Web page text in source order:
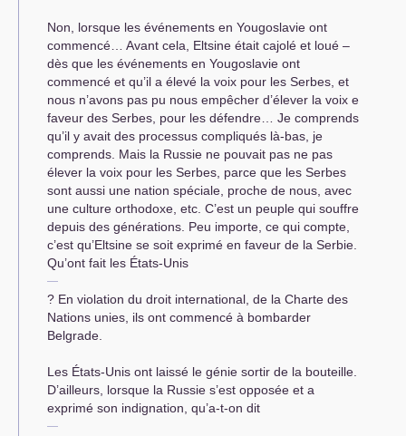
Non, lorsque les événements en Yougoslavie ont
commencé… Avant cela, Eltsine était cajolé et loué –
dès que les événements en Yougoslavie ont
commencé et qu’il a élevé la voix pour les Serbes, et
nous n’avons pas pu nous empêcher d’élever la voix e
faveur des Serbes, pour les défendre… Je comprends
qu’il y avait des processus compliqués là-bas, je
comprends. Mais la Russie ne pouvait pas ne pas
élever la voix pour les Serbes, parce que les Serbes
sont aussi une nation spéciale, proche de nous, avec
une culture orthodoxe, etc. C’est un peuple qui souffre
depuis des générations. Peu importe, ce qui compte,
c’est qu’Eltsine se soit exprimé en faveur de la Serbie.
Qu’ont fait les États-Unis
? En violation du droit international, de la Charte des
Nations unies, ils ont commencé à bombarder
Belgrade.
Les États-Unis ont laissé le génie sortir de la bouteille.
D’ailleurs, lorsque la Russie s’est opposée et a
exprimé son indignation, qu’a-t-on dit